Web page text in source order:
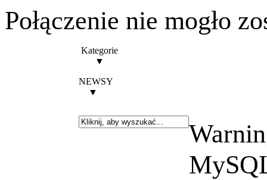
Połączenie nie mogło
Kategorie
▼
NEWSY
▼